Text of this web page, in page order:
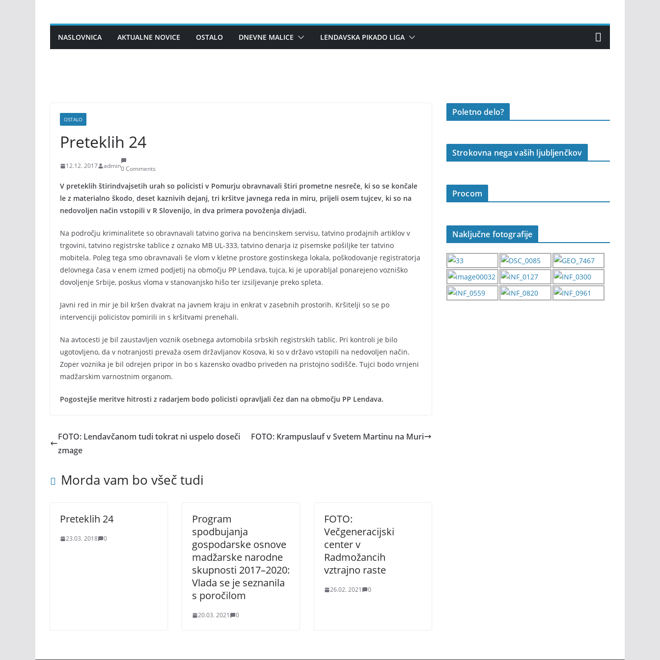
contentNASLOVNICA AKTUALNE NOVICE OSTALO DNEVNE MALICE LENDAVSKA PIKADO LIGA
OSTALO
Preteklih 24
12.12. 2017 admin0 Comments
V preteklih štirindvajsetih urah so policisti v Pomurju obravnavali štiri prometne nesreče, ki so se končale
le z materialno škodo, deset kaznivih dejanj, tri kršitve javnega reda in miru, prijeli osem tujcev, ki so na
nedovoljen način vstopili v R Slovenijo, in dva primera povoženja divjadi.
Na področju kriminalitete so obravnavali tatvino goriva na bencinskem servisu, tatvino prodajnih artiklov v
trgovini, tatvino registrske tablice z oznako MB UL-333, tatvino denarja iz pisemske pošiljke ter tatvino
mobitela. Poleg tega smo obravnavali še vlom v kletne prostore gostinskega lokala, poškodovanje registratorja
delovnega časa v enem izmed podjetij na območju PP Lendava, tujca, ki je uporabljal ponarejeno vozniško
dovoljenje Srbije, poskus vloma v stanovanjsko hišo ter izsiljevanje preko spleta.
Javni red in mir je bil kršen dvakrat na javnem kraju in enkrat v zasebnih prostorih. Kršitelji so se po
intervenciji policistov pomirili in s kršitvami prenehali.
Na avtocesti je bil zaustavljen voznik osebnega avtomobila srbskih registrskih tablic. Pri kontroli je bilo
ugotovljeno, da v notranjosti prevaža osem državljanov Kosova, ki so v državo vstopili na nedovoljen način.
Zoper voznika je bil odrejen pripor in bo s kazensko ovadbo priveden na pristojno sodišče. Tujci bodo vrnjeni
madžarskim varnostnim organom.
Pogostejše meritve hitrosti z radarjem bodo policisti opravljali čez dan na območju PP Lendava.
FOTO: Lendavčanom tudi tokrat ni uspelo doseči
zmage
FOTO: Krampuslauf v Svetem Martinu na Muri
Morda vam bo všeč tudi
Preteklih 24
23.03. 2018 0
Program
spodbujanja
gospodarske osnove
madžarske narodne
skupnosti 2017–2020:
Vlada se je seznanila
s poročilom
20.03. 2021 0
FOTO:
Večgeneracijski
center v
Radmožancih
vztrajno raste
26.02. 2021 0
Poletno delo?
Strokovna nega vaših ljubljenčkov
Procom
Naključne fotografije